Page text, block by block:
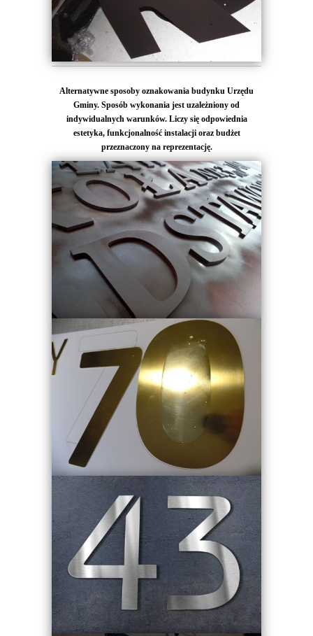
Alternatywne sposoby oznakowania budynku Urzędu
Gminy. Sposób wykonania jest uzależniony od
indywidualnych warunków. Liczy się odpowiednia
estetyka, funkcjonalność instalacji oraz budżet
przeznaczony na reprezentację.